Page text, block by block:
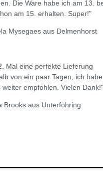
Die Ware habe ich am 13.
am 15. erhalten. Super!"
Mysegaes aus Delmenhorst
Mal eine perfekte Lieferung
von ein paar Tagen, ich
weiter empfohlen. Vielen Dank!"
Brooks aus Unterföhring